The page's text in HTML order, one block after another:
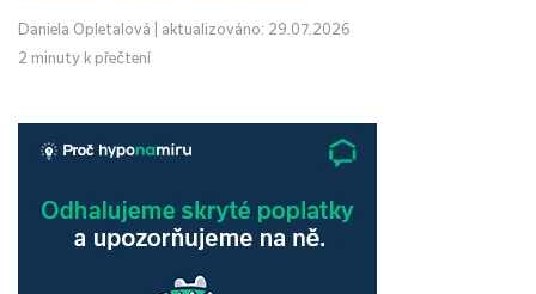
Daniela Opletalová
aktualizováno: 29.07.2026
2 minuty k přečtení